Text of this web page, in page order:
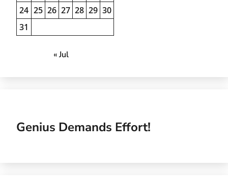
24 25 26 27 28 29 30
31
« Jul
Genius Demands Effort!